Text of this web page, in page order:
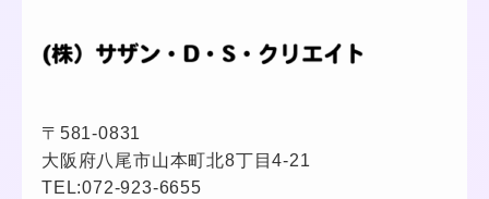
〒581-0831
大阪府八尾市山本町北8丁目4-21
TEL:072-923-6655